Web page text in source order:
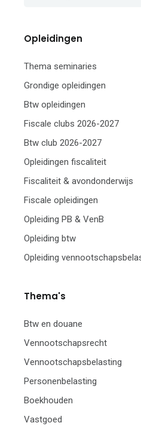
Opleidingen
Thema seminaries
Grondige opleidingen
Btw opleidingen
Fiscale clubs 2026-2027
Btw club 2026-2027
Opleidingen fiscaliteit
Fiscaliteit & avondonderwijs
Fiscale opleidingen
Opleiding PB & VenB
Opleiding btw
Opleiding
Thema's
Btw en douane
Vennootschapsrecht
Vennootschapsbelasting
Personenbelasting
Boekhouden
Vastgoed